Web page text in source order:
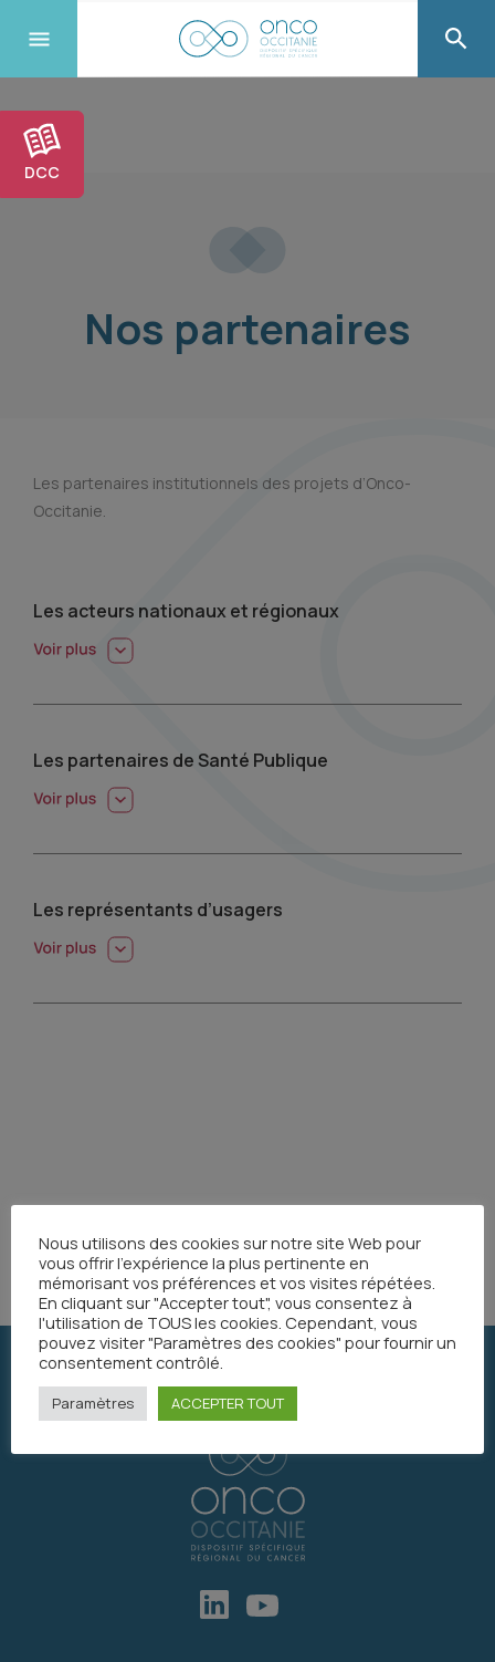
DCC
Nos partenaires
Les partenaires institutionnels des projets d’Onco-
Occitanie.
Les acteurs nationaux et régionaux
Les partenaires de Santé Publique
Les représentants d’usagers
Partager
Nous utilisons des cookies sur notre site Web pour
vous offrir l'expérience la plus pertinente en
mémorisant vos préférences et vos visites répétées.
En cliquant sur "Accepter tout", vous consentez à
l'utilisation de TOUS les cookies. Cependant, vous
pouvez visiter "Paramètres des cookies" pour fournir un
consentement contrôlé.
Paramètres ACCEPTER TOUT